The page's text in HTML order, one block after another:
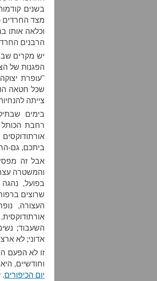
בשנים
מצד החרדים
וכלאה אותו
הרבנים
יש מקרים
הפגנות של
"עופרת
שכל חטאה
צייתה
בימים
רחבת הכותל
ביתכם, גם-
אבל זה
והמשטרה
בפועל,
שרוצים
העצורה,
השעבוד;
אדוני; לא
זו לא הפעם
וחודשיים,
יום הכיפורים.